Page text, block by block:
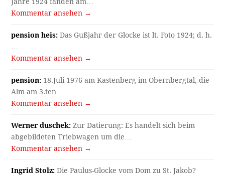
Jahre 1924 fanden am…
Kommentar ansehen →
pension heis: Das Gußjahr der Glocke ist lt. Foto 1924; d. h.
…
Kommentar ansehen →
pension: 18.Juli 1976 am Kastenberg im Obernbergtal, die
Alm am 3.ten…
Kommentar ansehen →
Werner duschek: Zur Datierung: Es handelt sich beim
abgebildeten Triebwagen um die…
Kommentar ansehen →
Ingrid Stolz: Die Paulus-Glocke vom Dom zu St. Jakob?